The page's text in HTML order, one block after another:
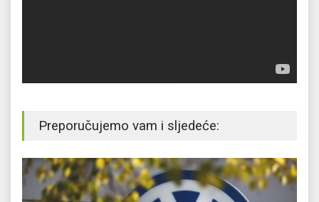
Preporučujemo vam i sljedeće: